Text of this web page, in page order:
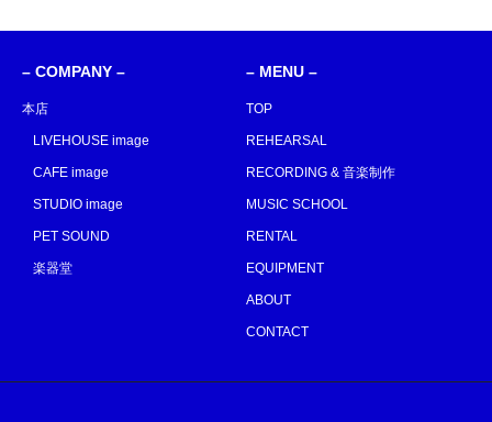
– COMPANY –
本店
LIVEHOUSE image
CAFE image
STUDIO image
PET SOUND
楽器堂
– MENU –
TOP
REHEARSAL
RECORDING & 音楽制作
MUSIC SCHOOL
RENTAL
EQUIPMENT
ABOUT
CONTACT